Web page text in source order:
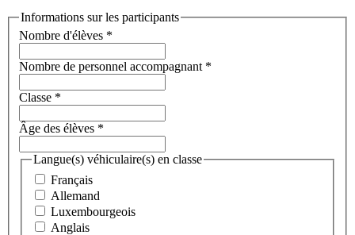
Informations sur les participants
Nombre d'élèves *
Nombre de personnel accompagnant *
Classe *
Âge des élèves *
Langue(s) véhiculaire(s) en classe
Français
Allemand
Luxembourgeois
Anglais